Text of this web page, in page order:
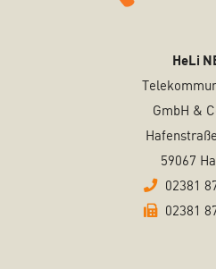
HeLi
GmbH &
59067
02381
02381